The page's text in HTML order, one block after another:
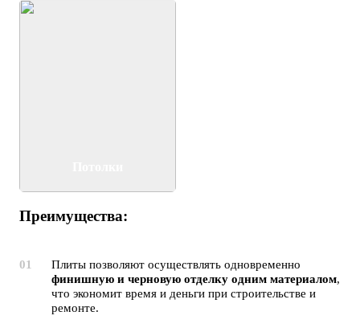
Преимущества:
Плиты позволяют осуществлять одновременно
финишную и черновую отделку одним материалом,
что экономит время и деньги при строительстве и
ремонте.